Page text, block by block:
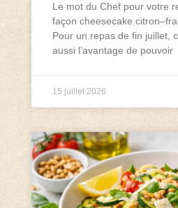
Le mot du Chef pour votre
façon cheesecake
Pour un repas de fin juillet,
aussi l’avantage de pouvoir
15 juillet 2026